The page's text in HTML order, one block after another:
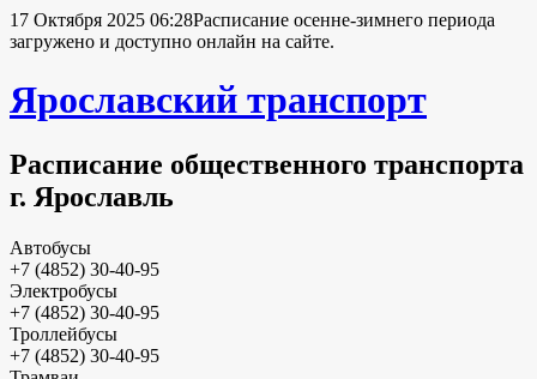
17 Октября 2025 06:28Расписание осенне-зимнего периода
загружено и доступно онлайн на сайте.
Ярославский транспорт
Расписание общественного транспорта
г. Ярославль
Автобусы
+7 (4852) 30-40-95
Электробусы
+7 (4852) 30-40-95
Троллейбусы
+7 (4852) 30-40-95